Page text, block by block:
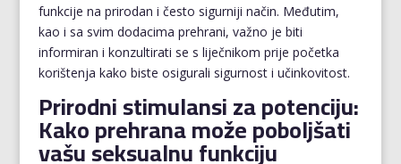
funkcije na prirodan i često sigurniji način. Međutim,
kao i sa svim dodacima prehrani, važno je biti
informiran i konzultirati se s liječnikom prije početka
korištenja kako biste osigurali sigurnost i učinkovitost.
Prirodni stimulansi za potenciju:
Kako prehrana može poboljšati
vašu seksualnu funkciju